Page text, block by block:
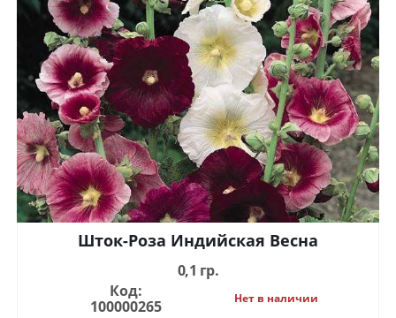
Шток-Роза Индийская Весна
0,1 гр.
Код:
100000265
Нет в наличии